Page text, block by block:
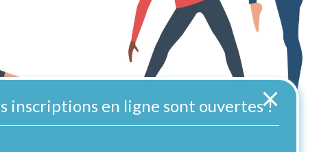
inscriptions en ligne sont ouvertes !